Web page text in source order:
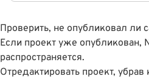
Проверить, не опубликовал ли
Если проект уже опубликован,
распространяется.
Отредактировать проект,